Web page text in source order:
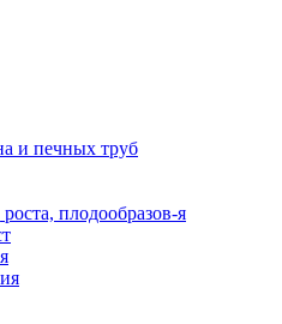
и печных труб
плодообразов-я